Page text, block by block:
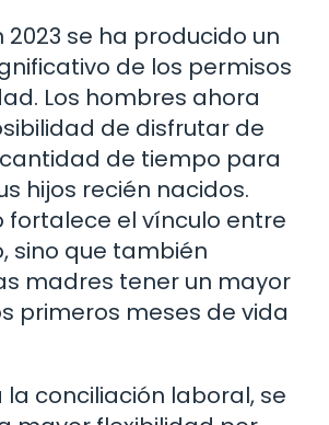
2023 se ha producido un
de los permisos
Los hombres ahora
de disfrutar de
de tiempo para
hijos recién nacidos.
fortalece el vínculo entre
sino que también
madres tener un mayor
primeros meses de vida
la conciliación laboral, se